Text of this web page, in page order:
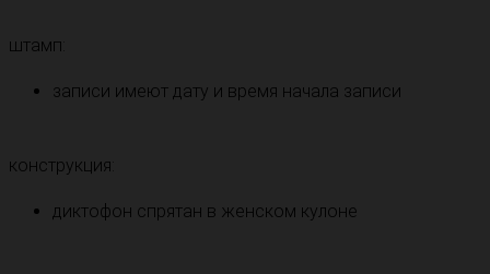
штамп:
записи имеют дату и время начала записи
конструкция:
диктофон спрятан в женском кулоне